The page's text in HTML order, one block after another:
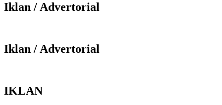
Iklan / Advertorial
Iklan / Advertorial
IKLAN